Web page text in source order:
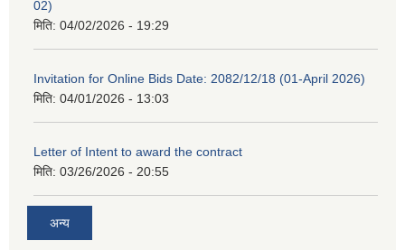
02)
मिति: 04/02/2026 - 19:29
Invitation for Online Bids Date: 2082/12/18 (01-April 2026)
मिति: 04/01/2026 - 13:03
Letter of Intent to award the contract
मिति: 03/26/2026 - 20:55
अन्य